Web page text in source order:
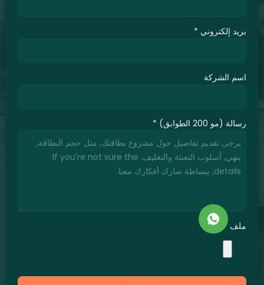
إلكتروني *
الشركة
200 الطوابق) *